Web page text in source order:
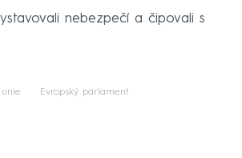
nebezpečí a čipovali s
unie Evropský parlament